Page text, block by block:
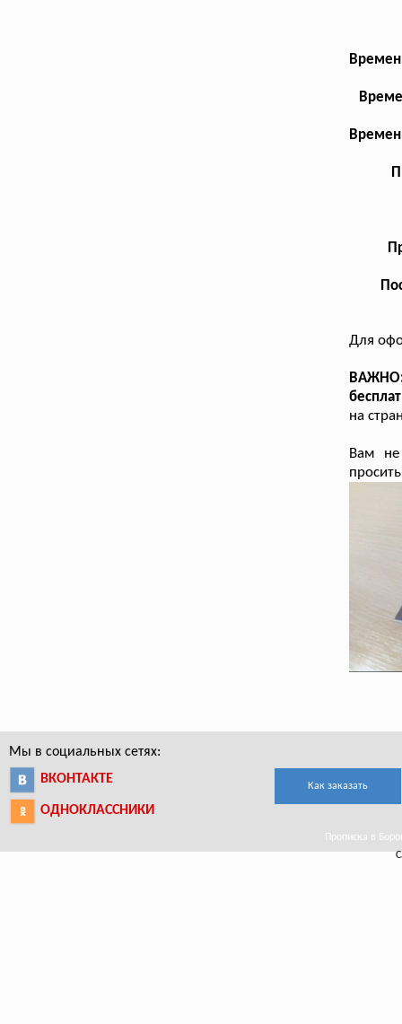
Для
ВАЖНО:
на
Вам не
Мы в социальных сетях:
ВКОНТАКТЕ
ОДНОКЛАССНИКИ
Как заказать
Прописка в